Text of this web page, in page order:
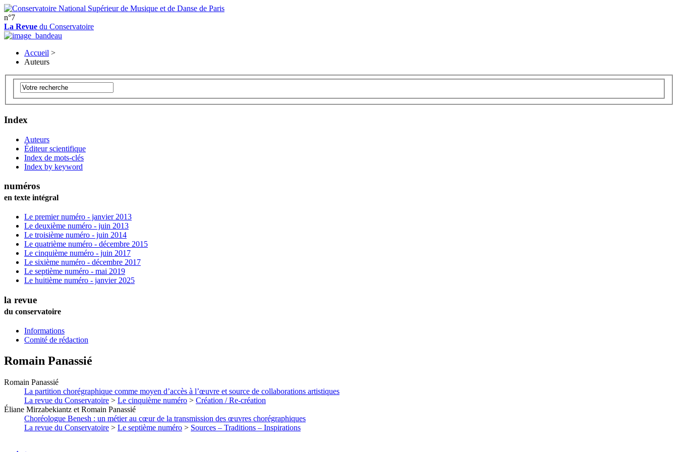
n°7
La Revue du Conservatoire
Accueil >
Auteurs
Index
Auteurs
Éditeur scientifique
Index de mots-clés
Index by keyword
numéros
en texte intégral
Le premier numéro - janvier 2013
Le deuxième numéro - juin 2013
Le troisième numéro - juin 2014
Le quatrième numéro - décembre 2015
Le cinquième numéro - juin 2017
Le sixième numéro - décembre 2017
Le septième numéro - mai 2019
Le huitième numéro - janvier 2025
la revue
du conservatoire
Informations
Comité de rédaction
Romain Panassié
Romain Panassié
La partition chorégraphique comme moyen d’accès à l’œuvre et source de collaborations artistiques
La revue du Conservatoire > Le cinquième numéro > Création / Re-création
Éliane Mirzabekiantz et Romain Panassié
Choréologue Benesh : un métier au cœur de la transmission des œuvres chorégraphiques
La revue du Conservatoire > Le septième numéro > Sources – Traditions – Inspirations